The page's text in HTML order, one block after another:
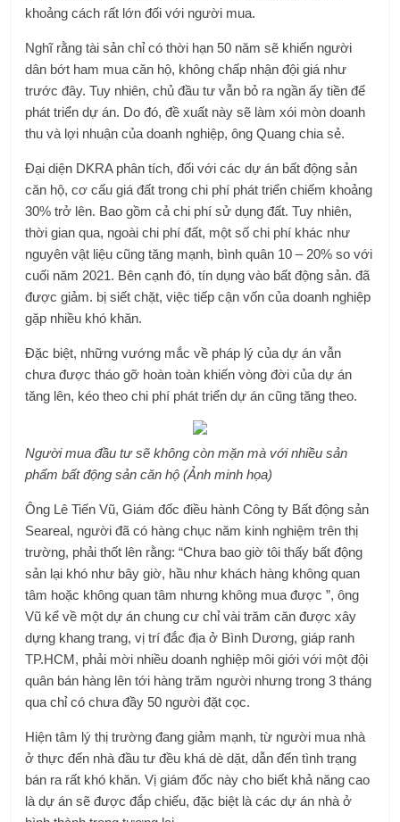
khoảng cách rất lớn đối với người mua.
Nghĩ rằng tài sản chỉ có thời hạn 50 năm sẽ khiến người
dân bớt ham mua căn hộ, không chấp nhận đội giá như
trước đây. Tuy nhiên, chủ đầu tư vẫn bỏ ra ngần ấy tiền để
phát triển dự án. Do đó, đề xuất này sẽ làm xói mòn doanh
thu và lợi nhuận của doanh nghiệp, ông Quang chia sẻ.
Đại diện DKRA phân tích, đối với các dự án bất động sản
căn hộ, cơ cấu giá đất trong chi phí phát triển chiếm khoảng
30% trở lên. Bao gồm cả chi phí sử dụng đất. Tuy nhiên,
thời gian qua, ngoài chi phí đất, một số chi phí khác như
nguyên vật liệu cũng tăng mạnh, bình quân 10 – 20% so với
cuối năm 2021. Bên cạnh đó, tín dụng vào bất động sản. đã
được giảm. bị siết chặt, việc tiếp cận vốn của doanh nghiệp
gặp nhiều khó khăn.
Đặc biệt, những vướng mắc về pháp lý của dự án vẫn
chưa được tháo gỡ hoàn toàn khiến vòng đời của dự án
tăng lên, kéo theo chi phí phát triển dự án cũng tăng theo.
Người mua đầu tư sẽ không còn mặn mà với nhiều sản
phẩm bất động sản căn hộ (Ảnh minh họa)
Ông Lê Tiến Vũ, Giám đốc điều hành Công ty Bất động sản
Seareal, người đã có hàng chục năm kinh nghiệm trên thị
trường, phải thốt lên rằng: “Chưa bao giờ tôi thấy bất động
sản lại khó như bây giờ, hầu như khách hàng không quan
tâm hoặc không quan tâm nhưng không mua được ”, ông
Vũ kể về một dự án chung cư chỉ vài trăm căn được xây
dựng khang trang, vị trí đắc địa ở Bình Dương, giáp ranh
TP.HCM, phải mời nhiều doanh nghiệp môi giới với một đội
quân bán hàng lên tới hàng trăm người nhưng trong 3 tháng
qua chỉ có chưa đầy 50 người đặt cọc.
Hiện tâm lý thị trường đang giảm mạnh, từ người mua nhà
ở thực đến nhà đầu tư đều khá dè dặt, dẫn đến tình trạng
bán ra rất khó khăn. Vị giám đốc này cho biết khả năng cao
là dự án sẽ được đắp chiếu, đặc biệt là các dự án nhà ở